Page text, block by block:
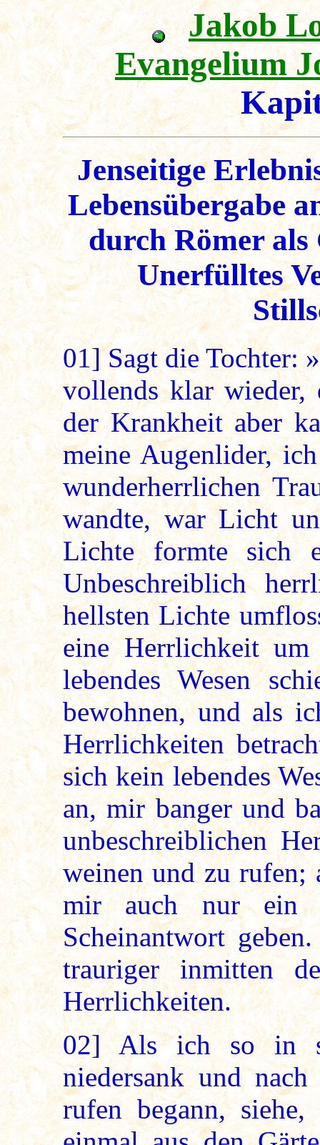
Jakob
Evangelium
Jenseitige
Lebensübergabe
durch Römer als
Unerfülltes
01]Sagt die Tochter:
vollends klar
der Krankheit aber
meine Augenlider,
wunderherrlichen
wandte, war Licht
Lichte formte sich
Unbeschreiblich
hellsten Lichte
eine Herrlichkeit
lebendes Wesen
bewohnen, und als
Herrlichkeiten
sich kein lebendes
an, mir banger und
unbeschreiblichen
weinen und zu rufen;
mir auch nur ein
Scheinantwort
trauriger inmitten
Herrlichkeiten.
02] Als ich so in
niedersank und
rufen begann,